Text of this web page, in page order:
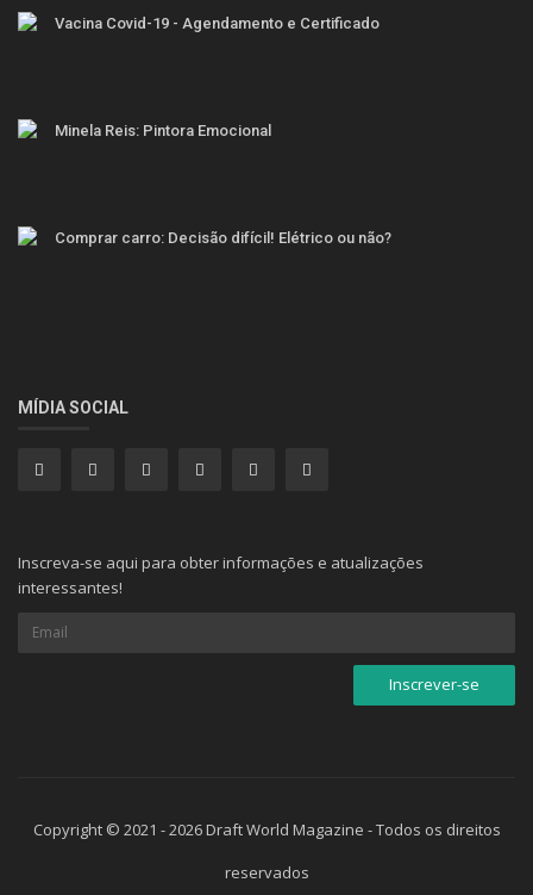
Vacina Covid-19 - Agendamento e Certificado
Minela Reis: Pintora Emocional
Comprar carro: Decisão difícil! Elétrico ou não?
MÍDIA SOCIAL
Inscreva-se aqui para obter informações e atualizações
interessantes!
Copyright © 2021 - 2026 Draft World Magazine - Todos os direitos
reservados